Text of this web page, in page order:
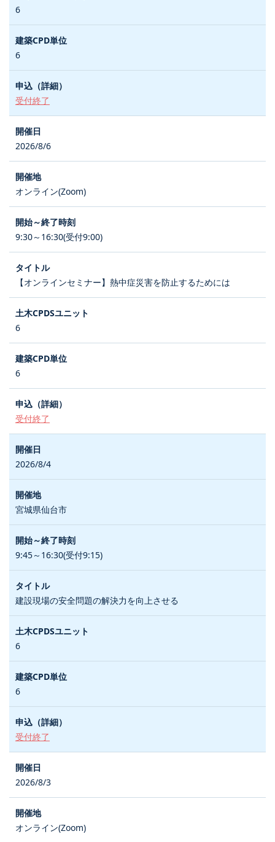
6
6
受付終了
2026/8/6
オンライン(Zoom)
9:30～16:30(受付9:00)
【オンラインセミナー】熱中症災害を防止するためには
6
6
受付終了
2026/8/4
宮城県仙台市
9:45～16:30(受付9:15)
建設現場の安全問題の解決力を向上させる
6
6
受付終了
2026/8/3
オンライン(Zoom)